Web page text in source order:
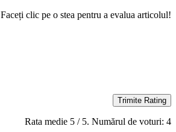
Faceți clic pe o stea pentru a evalua articolul!
Trimite Rating
Rata medie 5 / 5. Numărul de voturi: 4